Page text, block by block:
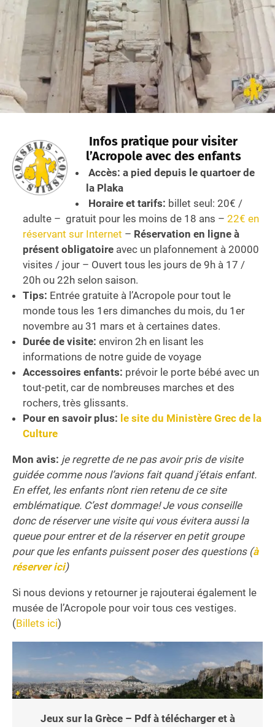
Infos pratique pour visiter
l’Acropole avec des enfants
Accès: a pied depuis le quartoer de
la Plaka
Horaire et tarifs: billet seul: 20€ /
adulte – gratuit pour les moins de 18 ans – 22€ en
réservant sur Internet – Réservation en ligne à
présent obligatoire avec un plafonnement à 20000
visites / jour – Ouvert tous les jours de 9h à 17 /
20h ou 22h selon saison.
Tips: Entrée gratuite à l’Acropole pour tout le
monde tous les 1ers dimanches du mois, du 1er
novembre au 31 mars et à certaines dates.
Durée de visite: environ 2h en lisant les
informations de notre guide de voyage
Accessoires enfants: prévoir le porte bébé avec un
tout-petit, car de nombreuses marches et des
rochers, très glissants.
Pour en savoir plus: le site du Ministère Grec de la
Culture
Mon avis: je regrette de ne pas avoir pris de visite
guidée comme nous l’avions fait quand j’étais enfant.
En effet, les enfants n’ont rien retenu de ce site
emblématique. C’est dommage! Je vous conseille
donc de réserver une visite qui vous évitera aussi la
queue pour entrer et de la réserver en petit groupe
pour que les enfants puissent poser des questions (à
réserver ici)
Si nous devions y retourner je rajouterai également le
musée de l’Acropole pour voir tous ces vestiges.
(Billets ici)
Jeux sur la Grèce – Pdf à télécharger et à